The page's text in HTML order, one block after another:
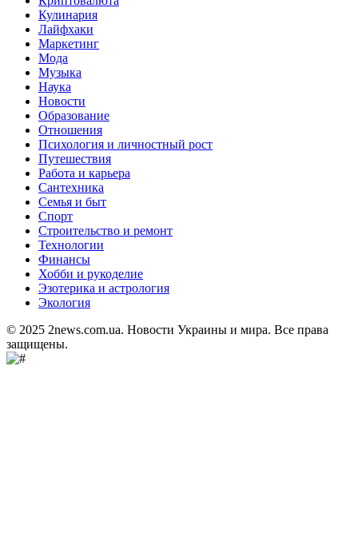
Кулинария
Лайфхаки
Маркетинг
Мода
Музыка
Наука
Новости
Образование
Отношения
Психология и личностный рост
Путешествия
Работа и карьера
Сантехника
Семья и быт
Спорт
Строительство и ремонт
Технологии
Финансы
Хобби и рукоделие
Эзотерика и астрология
Экология
© 2025 2news.com.ua. Новости Украины и мира. Все права
защищены.